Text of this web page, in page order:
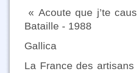
« Acoute que j’te
Bataille - 1988
Gallica
La France des